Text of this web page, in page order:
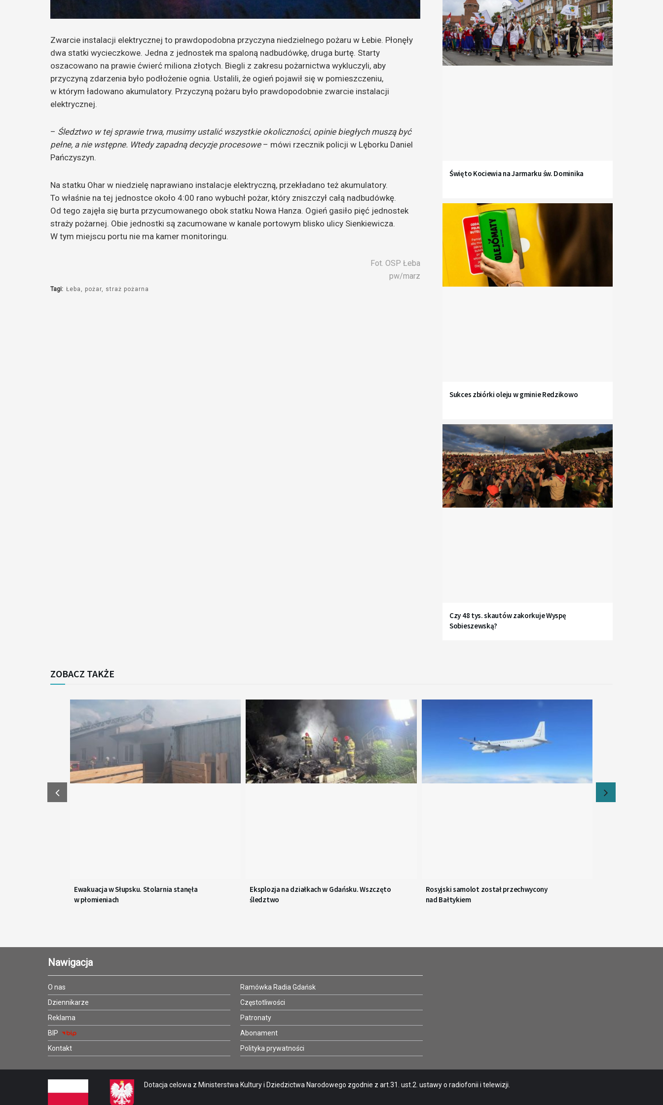
Zwarcie instalacji elektrycznej to prawdopodobna przyczyna niedzielnego pożaru w Łebie. Płonęły
dwa statki wycieczkowe. Jedna z jednostek ma spaloną nadbudówkę, druga burtę. Starty
oszacowano na prawie ćwierć miliona złotych. Biegli z zakresu pożarnictwa wykluczyli, aby
przyczyną zdarzenia było podłożenie ognia. Ustalili, że ogień pojawił się w pomieszczeniu,
w którym ładowano akumulatory. Przyczyną pożaru było prawdopodobnie zwarcie instalacji
elektrycznej.
– Śledztwo w tej sprawie trwa, musimy ustalić wszystkie okoliczności, opinie biegłych muszą być
pełne, a nie wstępne. Wtedy zapadną decyzje procesowe– mówi rzecznik policji w Lęborku Daniel
Pańczyszyn.
Na statku Ohar w niedzielę naprawiano instalacje elektryczną, przekładano też akumulatory.
To właśnie na tej jednostce około 4:00 rano wybuchł pożar, który zniszczył całą nadbudówkę.
Od tego zajęła się burta przycumowanego obok statku Nowa Hanza. Ogień gasiło pięć jednostek
straży pożarnej. Obie jednostki są zacumowane w kanale portowym blisko ulicy Sienkiewicza.
W tym miejscu portu nie ma kamer monitoringu.
Fot. OSP Łeba
pw/marz
Tagi: Łeba pożar straż pożarna
Święto Kociewia na Jarmarku św. Dominika
Sukces zbiórki oleju w gminie Redzikowo
Czy 48 tys. skautów zakorkuje Wyspę
Sobieszewską?
ZOBACZ TAKŻE
Ewakuacja w Słupsku. Stolarnia stanęła
w płomieniach
Eksplozja na działkach w Gdańsku. Wszczęto
śledztwo
Rosyjski samolot został przechwycony
nad Bałtykiem
Nawigacja
O nas
Dziennikarze
Reklama
BIP
Kontakt
Ramówka Radia Gdańsk
Częstotliwości
Patronaty
Abonament
Polityka prywatności
Dotacja celowa z Ministerstwa Kultury i Dziedzictwa Narodowego zgodnie z art.31. ust.2. ustawy o radiofonii i telewizji.